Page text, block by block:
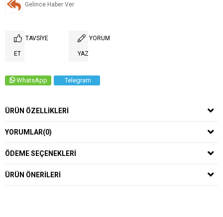
Gelince Haber Ver
TAVSIYE
ET
YORUM
YAZ
WhatsApp Telegram
ÜRÜN ÖZELLIKLERI
YORUMLAR(0)
ÖDEME SEÇENEKLERI
ÜRÜN ÖNERILERI